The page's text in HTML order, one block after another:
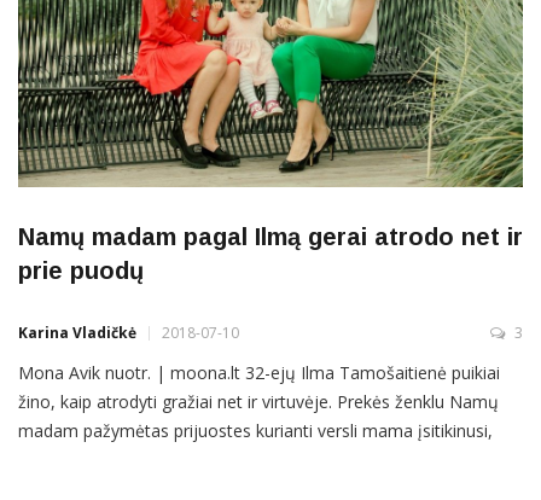
Namų madam pagal Ilmą gerai atrodo net ir
prie puodų
Karina Vladičkė 2018-07-10 3
Mona Avik nuotr. | moona.lt 32-ejų Ilma Tamošaitienė puikiai
žino, kaip atrodyti gražiai net ir virtuvėje. Prekės ženklu Namų
madam pažymėtas prijuostes kurianti versli mama įsitikinusi,